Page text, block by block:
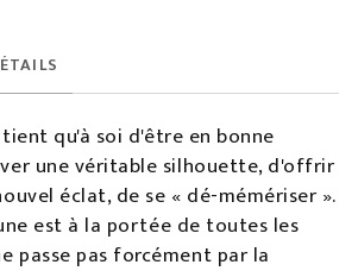
qu'à soi d'être en bonne
une véritable silhouette, d'offrir
éclat, de se « dé-mémériser ».
est à la portée de toutes les
passe pas forcément par la